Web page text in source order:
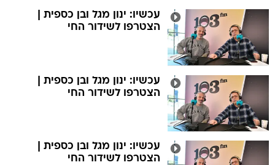
עכשיו: ינון מגל ובן כספית |
הצטרפו לשידור החי
עכשיו: ינון מגל ובן כספית |
הצטרפו לשידור החי
עכשיו: ינון מגל ובן כספית |
הצטרפו לשידור החי